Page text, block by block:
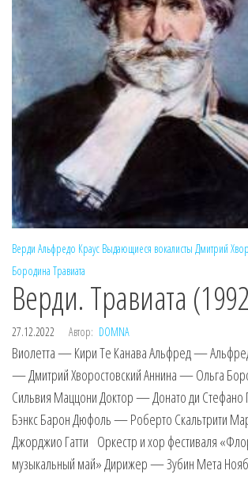
Верди Альфредо Краус Выдающиеся вокалисты Дмитрий
Бородина Травиата
Верди. Травиата
27.12.2022 Автор: DOMNA
Виолетта — Кири Те Канава Альфред —
— Дмитрий Хворостовский Аннина — Ольга
Сильвия Маццони Доктор — Донато ди
Бэнкс Барон Дюфоль — Роберто Скальтрити
Джорджио Гатти Оркестр и хор фестиваля
музыкальный май» Дирижер — Зубин Мета